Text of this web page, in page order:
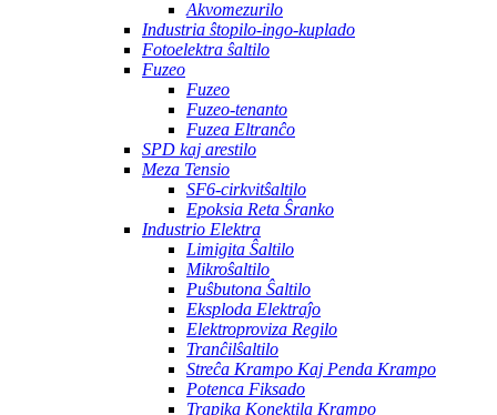
Akvomezurilo
Industria ŝtopilo-ingo-kuplado
Fotoelektra ŝaltilo
Fuzeo
Fuzeo
Fuzeo-tenanto
Fuzea Eltranĉo
SPD kaj arestilo
Meza Tensio
SF6-cirkvitŝaltilo
Epoksia Reta Ŝranko
Industrio Elektra
Limigita Ŝaltilo
Mikroŝaltilo
Puŝbutona Ŝaltilo
Eksploda Elektraĵo
Elektroproviza Regilo
Tranĉilŝaltilo
Streĉa Krampo Kaj Penda Krampo
Potenca Fiksado
Trapika Konektila Krampo